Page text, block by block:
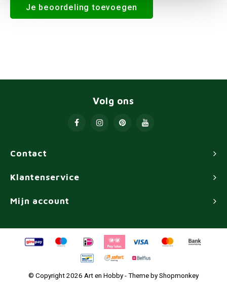
Je beoordeling toevoegen
Contact
Volg ons
Klantenservice
Mijn account
© Copyright 2026 Art en Hobby - Theme byShopmonkey